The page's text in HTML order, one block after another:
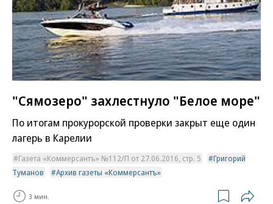
"Сямозеро" захлестнуло "Белое море"
По итогам прокурорской проверки закрыт еще один
лагерь в Карелии
Газета «Коммерсантъ» №112/П от 27.06.2016, стр. 5
Григорий
Туманов
Архив газеты «Коммерсантъ»
3 мин.